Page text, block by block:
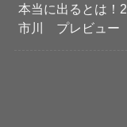
本当に出るとは！
市川 プレビュー